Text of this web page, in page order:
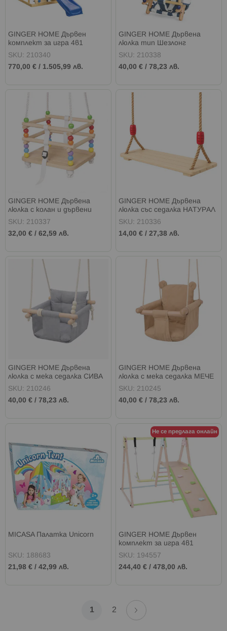
GINGER HOME Дървен
комплект за игра 4в1
308х318х244 см.
SKU: 210340
770,00 € / 1.505,99 лв.
GINGER HOME Дървена
люлка тип Шезлонг
SKU: 210338
40,00 € /78,23 лв.
GINGER HOME Дървена
люлка с колан и дървени
мъниста
SKU: 210337
32,00 € / 62,59 лв.
GINGER HOME Дървена
люлка със седалка НАТУРАЛ
SKU: 210336
14,00 € /27,38 лв.
GINGER HOME Дървена
люлка с мека седалка СИВА
SKU: 210246
40,00 € / 78,23 лв.
GINGER HOME Дървена
люлка с мека седалка МЕЧЕ
SKU: 210245
40,00 € / 78,23 лв.
MICASA Палатка Unicorn
SKU: 188683
21,98 € / 42,99 лв.
Не се предлага онлайн
GINGER HOME Дървен
комплект за игра 4в1
SKU: 194557
244,40 € /478,00 лв.
Страница
В1 Страница
2
Страница
Напред